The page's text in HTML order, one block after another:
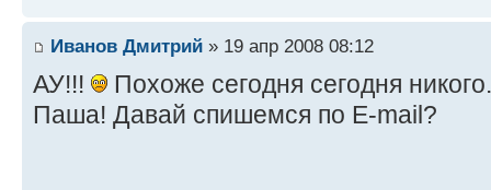
Иванов Дмитрий » 19 апр 2008 08:12
АУ!!!
Похоже сегодня сегодня
Паша! Давай спишемся по Е-mail?